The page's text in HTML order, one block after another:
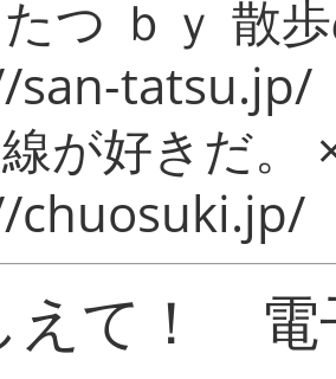
つ ｂｙ 散
san-tatsu.jp/
が好きだ。
chuosuki.jp/
えて！ 電